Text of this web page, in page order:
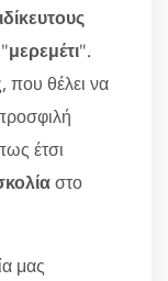
μερεμέτι".
που θέλει να
έτσι
στο
μας